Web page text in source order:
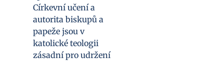
Církevní učení a
autorita biskupů a
papeže jsou v
katolické teologii
zásadní pro udržení